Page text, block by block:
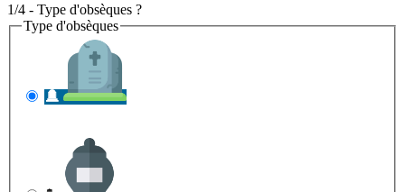
1/4 - Type d'obsèques ?
Type d'obsèques